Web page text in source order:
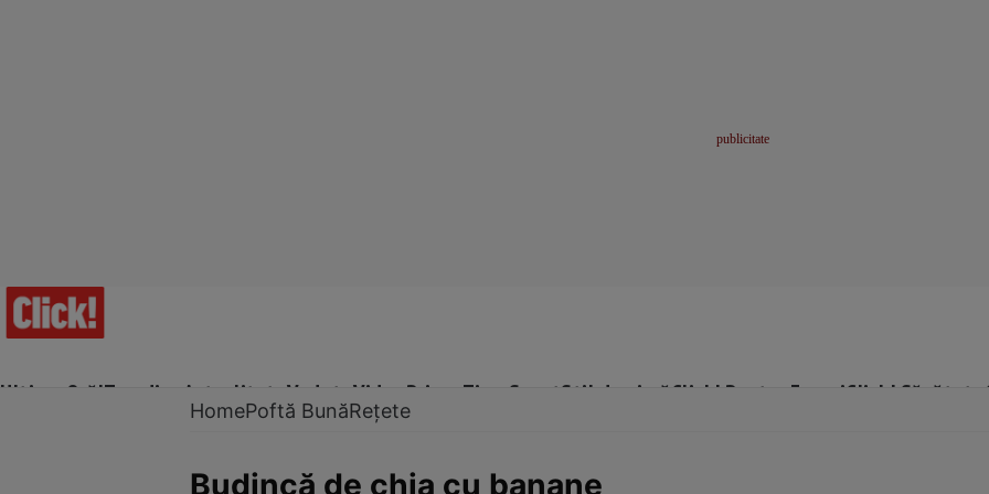
Ultima Oră!Trending Actualitate Vedete Video Prime Time SportStil de viațăClick! Pentru FemeiClick! Sănătate
HomePoftă BunăRețete
Budincă de chia cu banane